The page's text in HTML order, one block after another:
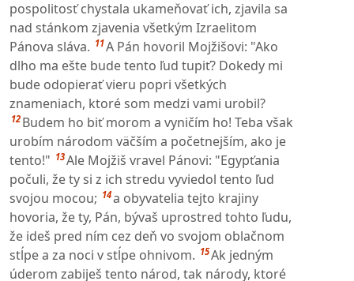
pospolitosť chystala ukameňovať ich, zjavila sa
nad stánkom zjavenia všetkým Izraelitom
Pánova sláva. 11A Pán hovoril Mojžišovi: "Ako
dlho ma ešte bude tento ľud tupiť? Dokedy mi
bude odopierať vieru popri všetkých
znameniach, ktoré som medzi vami urobil?
12 Budem ho biť morom a vyničím ho! Teba však
urobím národom väčším a početnejším, ako je
tento!" 13Ale Mojžiš vravel Pánovi: "Egypťania
počuli, že ty si z ich stredu vyviedol tento ľud
svojou mocou; 14a obyvatelia tejto krajiny
hovoria, že ty, Pán, bývaš uprostred tohto ľudu,
že ideš pred ním cez deň vo svojom oblačnom
stĺpe a za noci v stĺpe ohnivom. 15Ak jedným
úderom zabiješ tento národ, tak národy, ktoré